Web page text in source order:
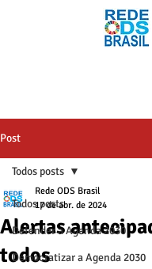
Post
Todos posts
Defender a Agenda 2030
Democratizar a Agenda 2030
Todos posts
Alertas
todos
Rede ODS Brasil
17 de abr. de 2024